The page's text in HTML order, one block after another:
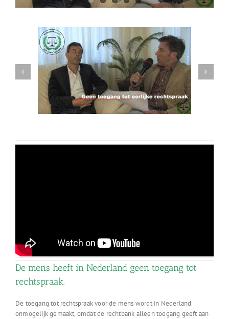
De mens heeft in Nederland geen toegang tot
rechtspraak.
De toegang tot rechtspraak voor de mens wordt in Nederland
onmogelijk gemaakt, omdat de rechtbank alleen toegang geeft aan